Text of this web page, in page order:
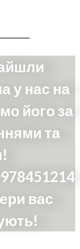
у нас на
його за
та
вас